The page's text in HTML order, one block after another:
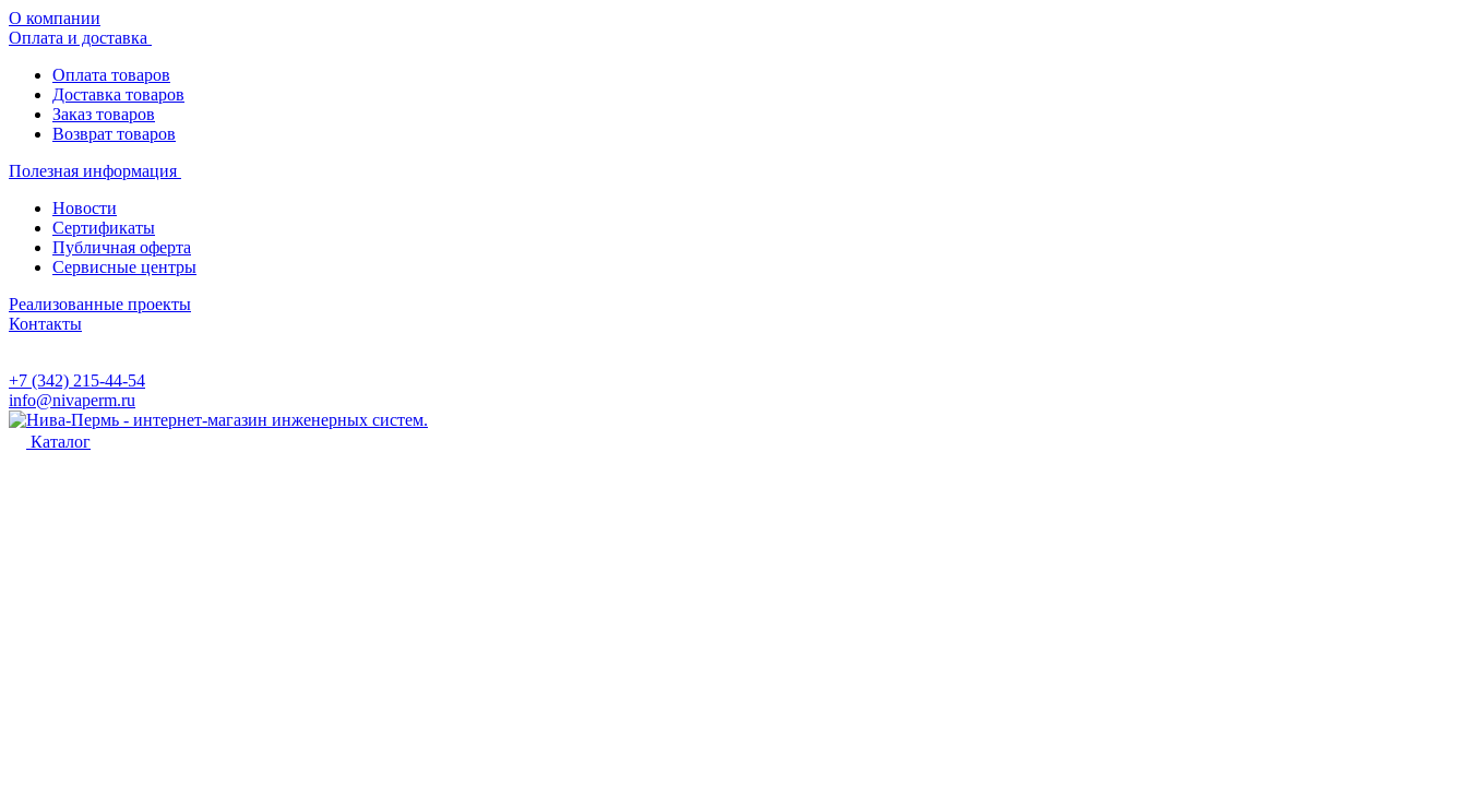
О компании
Оплата и доставка
Оплата товаров
Доставка товаров
Заказ товаров
Возврат товаров
Полезная информация
Новости
Сертификаты
Публичная оферта
Сервисные центры
Реализованные проекты
Контакты
+7 (342) 215-44-54
info@nivaperm.ru
Каталог